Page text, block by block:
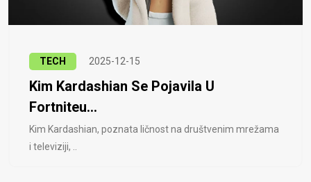
TECH 2025-12-15
Kim Kardashian Se Pojavila U
Fortniteu...
Kim Kardashian, poznata ličnost na društvenim mrežama
i televiziji, ..